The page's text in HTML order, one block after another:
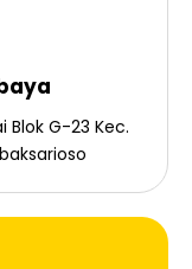
G-23 Kec.